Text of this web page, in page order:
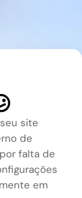
site
de
falta de
em